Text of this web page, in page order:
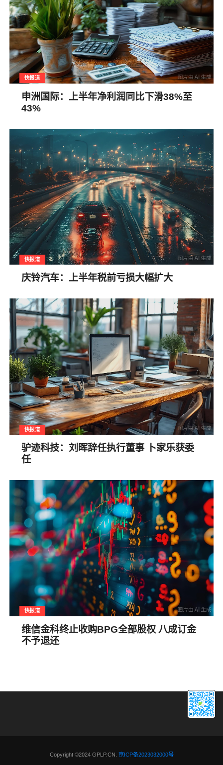
快报道
申洲国际：上半年净利润同比下滑38%至
43%
快报道
庆铃汽车：上半年税前亏损大幅扩大
快报道
驴迹科技：刘晖辞任执行董事 卜家乐获委
任
快报道
维信金科终止收购BPG全部股权 八成订金
不予退还
Copyright ©2024 GPLP.CN. 京ICP备2023032000号